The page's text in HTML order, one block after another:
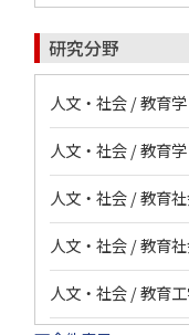
研究分野
人文・社会 / 教育
人文・社会 / 教育
人文・社会 / 教育
人文・社会 / 教育
人文・社会 / 教育